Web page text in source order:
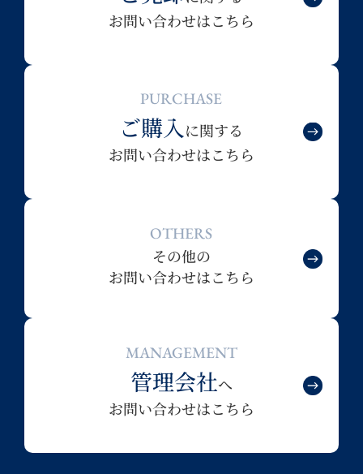
お問い合わせはこちら
PURCHASE
ご購入に関する
お問い合わせはこちら
OTHERS
その他の
お問い合わせはこちら
MANAGEMENT
管理会社へ
お問い合わせはこちら